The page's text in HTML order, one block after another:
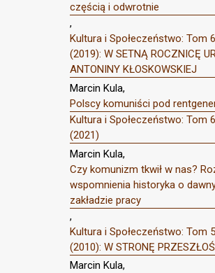
częścią i odwrotnie
,
Kultura i Społeczeństwo: Tom
(2019): W SETNĄ ROCZNICĘ
ANTONINY KŁOSKOWSKIEJ
Marcin Kula,
Polscy komuniści pod
Kultura i Społeczeństwo: Tom
(2021)
Marcin Kula,
Czy komunizm tkwił w nas?
wspomnienia historyka o
zakładzie pracy
,
Kultura i Społeczeństwo: Tom
(2010): W STRONĘ
Marcin Kula,